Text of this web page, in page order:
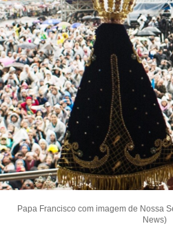
Papa Francisco com imagem de Nossa
News)